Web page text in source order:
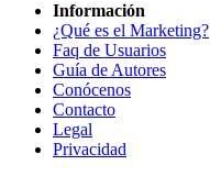
Información
¿Qué es el Marketing?
Faq de Usuarios
Guía de Autores
Conócenos
Contacto
Legal
Privacidad